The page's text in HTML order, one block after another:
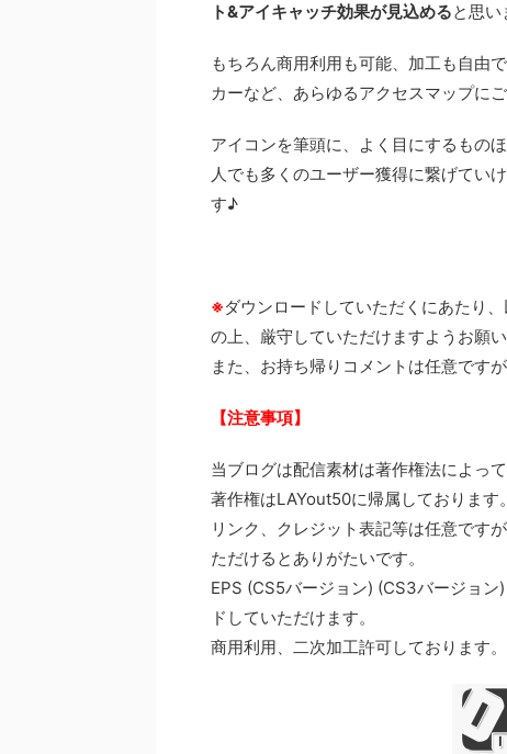
ト&アイキャッチ効果が見込めると思い
もちろん商用利用も可能、加工も自由
カーなど、あらゆるアクセスマップに
アイコンを筆頭に、よく目にするもの
人でも多くのユーザー獲得に繋げてい
す♪
※ダウンロードしていただくにあたり
の上、厳守していただけますようお願い
また、お持ち帰りコメントは任意です
【注意事項】
当ブログは配信素材は著作権法によっ
著作権はLAYout50に帰属しております
リンク、クレジット表記等は任意です
ただけるとありがたいです。
EPS (CS5バージョン) (CS3バージョ
ドしていただけます。
商用利用、二次加工許可しております